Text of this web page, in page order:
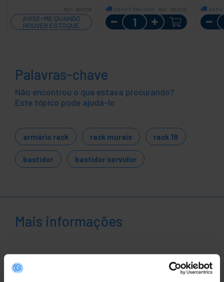
REF: WK309
AVISE-ME QUANDO
HOUVER ESTOQUE
De 4 a 5 dias úteis REF: WK305
Quantidade
De 5
Palavras-chave
Não encontrou o que estava procurando?
Este tópico pode ajudá-lo
armário rack rack murais rack 19
bastidor bastidor servidor
Mais informações
Descrição